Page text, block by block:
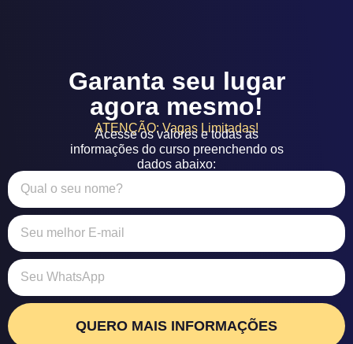
Garanta seu lugar
agora mesmo!
ATENÇÃO: Vagas Limitadas!
Acesse os valores e todas as
informações do curso preenchendo os
dados abaixo:
QUERO MAIS INFORMAÇÕES